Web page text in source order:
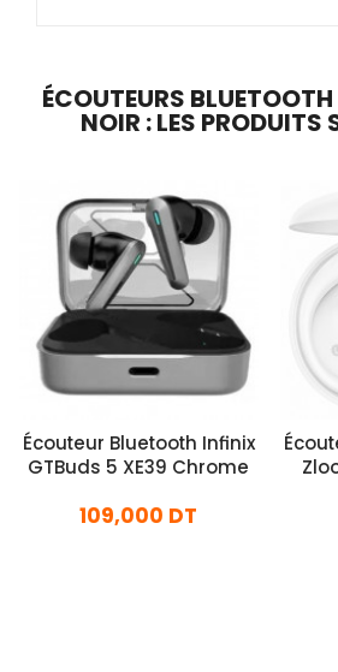
ÉCOUTEURS
NOIR : LES PRODUITS
Écouteur Bluetooth Infinix
GTBuds 5 XE39 Chrome
109,000 DT